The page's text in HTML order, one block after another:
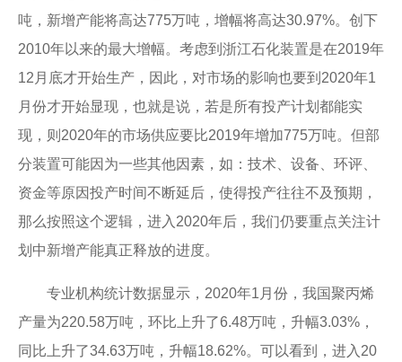
吨，新增产能将高达775万吨，增幅将高达30.97%。创下
2010年以来的最大增幅。考虑到浙江石化装置是在2019年
12月底才开始生产，因此，对市场的影响也要到2020年1
月份才开始显现，也就是说，若是所有投产计划都能实
现，则2020年的市场供应要比2019年增加775万吨。但部
分装置可能因为一些其他因素，如：技术、设备、环评、
资金等原因投产时间不断延后，使得投产往往不及预期，
那么按照这个逻辑，进入2020年后，我们仍要重点关注计
划中新增产能真正释放的进度。
专业机构统计数据显示，2020年1月份，我国聚丙烯
产量为220.58万吨，环比上升了6.48万吨，升幅3.03%，
同比上升了34.63万吨，升幅18.62%。可以看到，进入20